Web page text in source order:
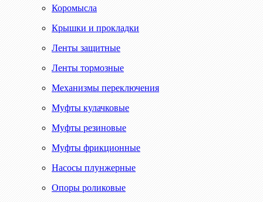
Коромысла
Крышки и прокладки
Ленты защитные
Ленты тормозные
Механизмы переключения
Муфты кулачковые
Муфты резиновые
Муфты фрикционные
Насосы плунжерные
Опоры роликовые